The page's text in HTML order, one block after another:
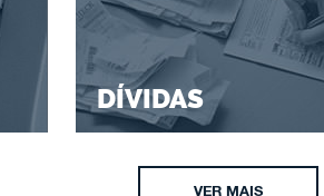
DÍVIDAS
VER MAIS